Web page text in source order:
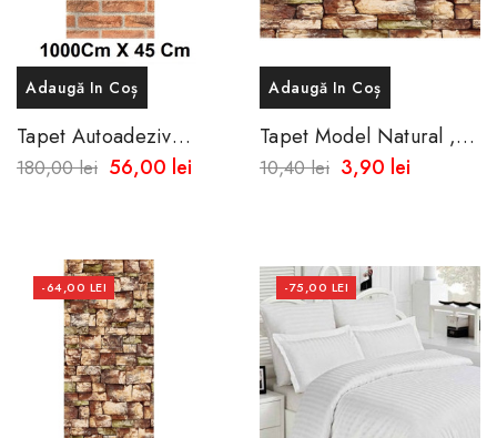
Adaugă In Coș
Tapet Autoadeziv
10metri X45 Cm ,
Caramida Aparenta
180,00 lei 56,00 lei
Adaugă In Coș
Tapet Model Natural ,
Impermeabil - Spalare
100% ,Dimensiuni
10,40 lei 3,90 lei
-64,00 LEI -75,00 LEI